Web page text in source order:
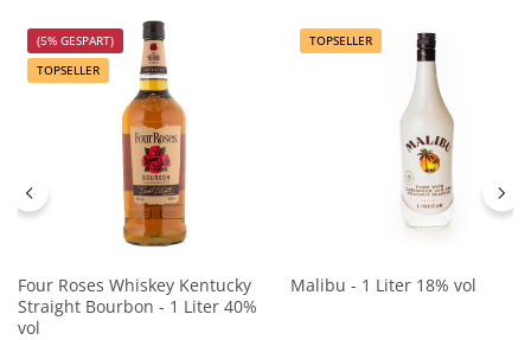
(5% GESPART)
TOPSELLER
Four Roses Whiskey Kentucky
Straight Bourbon - 1 Liter 40%
vol
TOPSELLER
Malibu - 1 Liter 18% vol